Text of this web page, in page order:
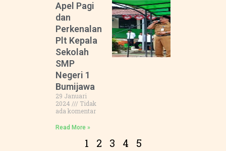
Apel Pagi
dan
Perkenalan
Plt Kepala
Sekolah
SMP
Negeri 1
Bumijawa
29 Januari
2024
Tidak
ada komentar
Read More »
1 2 3 4 5